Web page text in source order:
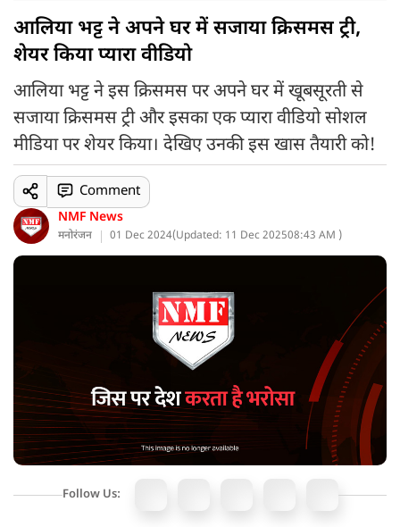
आलिया भट्ट ने अपने घर में सजाया क्रिसमस ट्री,
शेयर किया प्यारा वीडियो
आलिया भट्ट ने इस क्रिसमस पर अपने घर में खूबसूरती से
सजाया क्रिसमस ट्री और इसका एक प्यारा वीडियो सोशल
मीडिया पर शेयर किया। देखिए उनकी इस खास तैयारी को!
NMF News
मनोरंजन 01 Dec 2024(Updated: 11 Dec 202508:43 AM )
Comment
Follow Us: